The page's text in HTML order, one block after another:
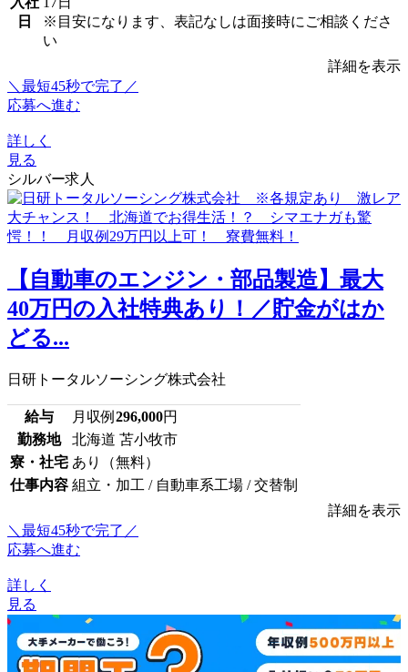
日
※目安になります、表記なしは面接時にご相談くださ
い
詳細を表示
＼最短45秒で完了／
応募へ進む
詳しく
見る
シルバー求人
【自動車のエンジン・部品製造】最大
40万円の入社特典あり！／貯金がはか
どる...
日研トータルソーシング株式会社
給与 月収例 296,000円
勤務地
北海道 苫小牧市
寮・社宅 あり（無料）
仕事内容 組立・加工 / 自動車系工場 / 交替制
詳細を表示
＼最短45秒で完了／
応募へ進む
詳しく
見る